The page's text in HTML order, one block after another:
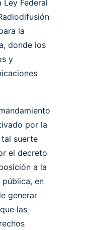
Ley Federal
la
donde los
y
por la
suerte
el decreto
a la
en
generar
las